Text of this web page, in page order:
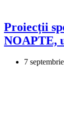
Proiecții
NOAPTE,
7